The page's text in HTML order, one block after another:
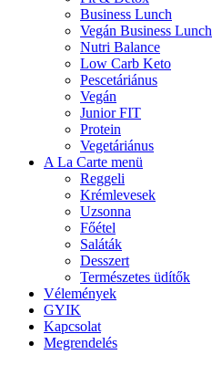
Business Lunch
Vegán Business Lunch
Nutri Balance
Low Carb Keto
Pescetáriánus
Vegán
Junior FIT
Protein
Vegetáriánus
A La Carte menü
Reggeli
Krémlevesek
Uzsonna
Főétel
Saláták
Desszert
Természetes üdítők
Vélemények
GYIK
Kapcsolat
Megrendelés